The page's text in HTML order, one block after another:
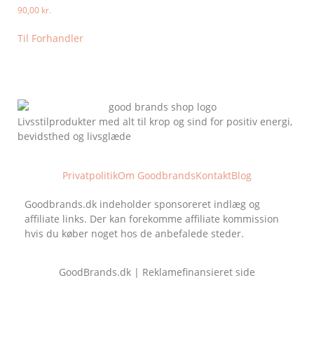
90,00 kr.
Til Forhandler
Livsstilprodukter med alt til krop og sind for positiv energi,
bevidsthed og livsglæde
PrivatpolitikOm GoodbrandsKontaktBlog
Goodbrands.dk indeholder sponsoreret indlæg og
affiliate links. Der kan forekomme affiliate kommission
hvis du køber noget hos de anbefalede steder.
GoodBrands.dk | Reklamefinansieret side